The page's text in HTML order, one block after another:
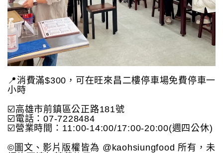
📍消費滿$300，可在旺來昌二樓停車場免費停車一
小時
☑️高雄市前鎮區公正路181號
☑️電話：07-7228484
☑️營業時間：11:00-14:00/17:00-20:00(週四公休)
©️圖文、影片版權皆為 @kaohsiungfood 所有，未